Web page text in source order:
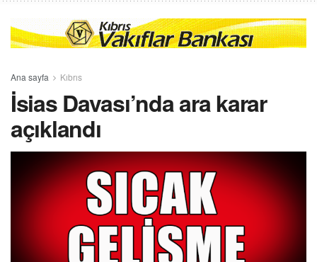
Ana sayfa Kıbrıs
İsias Davası’nda ara karar
açıklandı